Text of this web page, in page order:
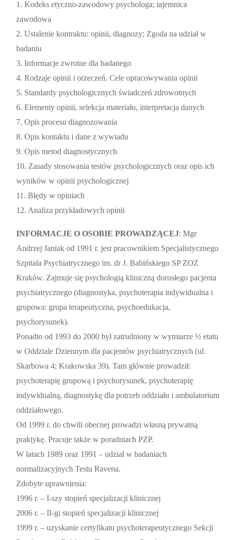
1. Kodeks etyczno-zawodowy psychologa; tajemnica
zawodowa
2. Ustalenie kontraktu: opinii, diagnozy; Zgoda na udział w
badaniu
3. Informacje zwrotne dla badanego
4. Rodzaje opinii i orzeczeń. Cele opracowywania opinii
5. Standardy psychologicznych świadczeń zdrowotnych
6. Elementy opinii, selekcja materiału, interpretacja danych
7. Opis procesu diagnozowania
8. Opis kontaktu i dane z wywiadu
9. Opis metod diagnostycznych
10. Zasady stosowania testów psychologicznych oraz opis ich
wyników w opinii psychologicznej
11. Błędy w opiniach
12. Analiza przykładowych opinii
INFORMACJE O OSOBIE PROWADZĄCEJ: Mgr
Andrzej Janiak od 1991 r. jest pracownikiem Specjalistycznego
Szpitala Psychiatrycznego im. dr J. Babińskiego SP ZOZ
Kraków. Zajmuje się psychologią kliniczną dorosłego pacjenta
psychiatrycznego (diagnostyka, psychoterapia indywidualna i
grupowa: grupa terapeutyczna, psychoedukacja,
psychorysunek).
Ponadto od 1993 do 2000 był zatrudniony w wymiarze ½ etatu
w Oddziale Dziennym dla pacjentów psychiatrycznych (ul.
Skarbowa 4; Krakowska 39). Tam głównie prowadził:
psychoterapię grupową i psychorysunek, psychoterapię
indywidualną, diagnostykę dla potrzeb oddziału i ambulatorium
oddziałowego.
Od 1999 r. do chwili obecnej prowadzi własną prywatną
praktykę. Pracuje także w poradniach PZP.
W latach 1989 oraz 1991 – udział w badaniach
normalizacyjnych Testu Ravena.
Zdobyte uprawnienia:
1996 r. – I-szy stopień specjalizacji klinicznej
2006 r. – II-gi stopień specjalizacji klinicznej
1999 r. – uzyskanie certyfikatu psychoterapeutycznego Sekcji